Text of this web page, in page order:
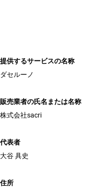
提供するサービスの名称
ダセルーノ
販売業者の氏名または名称
株式会社sacri
代表者
大谷 具史
住所